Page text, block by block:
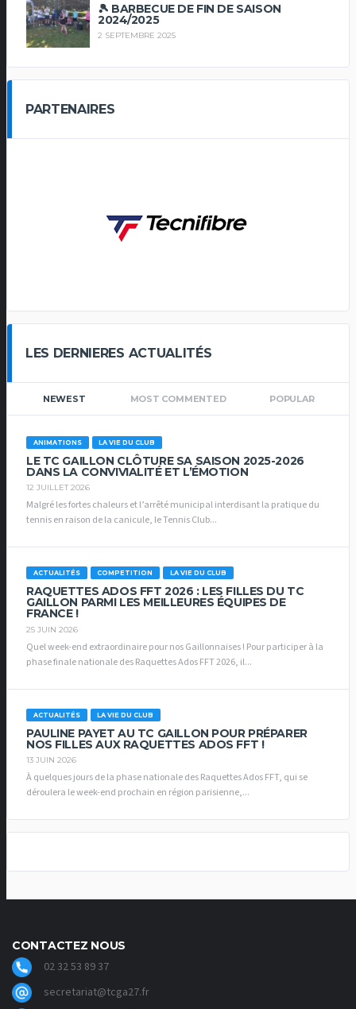
🎾 BARBECUE DE FIN DE SAISON
2024/2025
2 SEPTEMBRE 2025
PARTENAIRES
LES DERNIERES ACTUALITÉS
NEWEST MOST COMMENTED POPULAR
ANIMATIONS LA VIE DU CLUB
LE TC GAILLON CLÔTURE SA SAISON 2025-2026
DANS LA CONVIVIALITÉ ET L’ÉMOTION
12 JUILLET 2026
Malgré les fortes chaleurs et l’arrêté municipal interdisant la pratique du
tennis en raison de la canicule, le Tennis Club...
ACTUALITÉS COMPETITION LA VIE DU CLUB
RAQUETTES ADOS FFT 2026 : LES FILLES DU TC
GAILLON PARMI LES MEILLEURES ÉQUIPES DE
FRANCE !
25 JUIN 2026
Quel week-end extraordinaire pour nos Gaillonnaises ! Pour participer à la
phase finale nationale des Raquettes Ados FFT 2026, il...
ACTUALITÉS LA VIE DU CLUB
PAULINE PAYET AU TC GAILLON POUR PRÉPARER
NOS FILLES AUX RAQUETTES ADOS FFT !
13 JUIN 2026
À quelques jours de la phase nationale des Raquettes Ados FFT, qui se
déroulera le week-end prochain en région parisienne,...
CONTACTEZ NOUS
02 32 53 89 37
secretariat@tcga27.fr